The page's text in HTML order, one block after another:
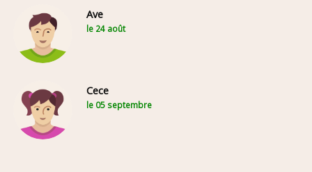
Ave
le 24 août
Cece
le 05 septembre